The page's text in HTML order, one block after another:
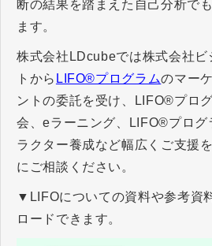
断の結果を踏まえた自己分析で
ます。
株式会社LDcubeでは株式会社ビ
トから LIFO®プログラムのマー
ントの委託を受け、LIFO®プロ
会、eラーニング、LIFO®プログ
ラクター養成など幅広くご支援
にご相談ください。
▼LIFOについての資料や参考資
ロードできます。